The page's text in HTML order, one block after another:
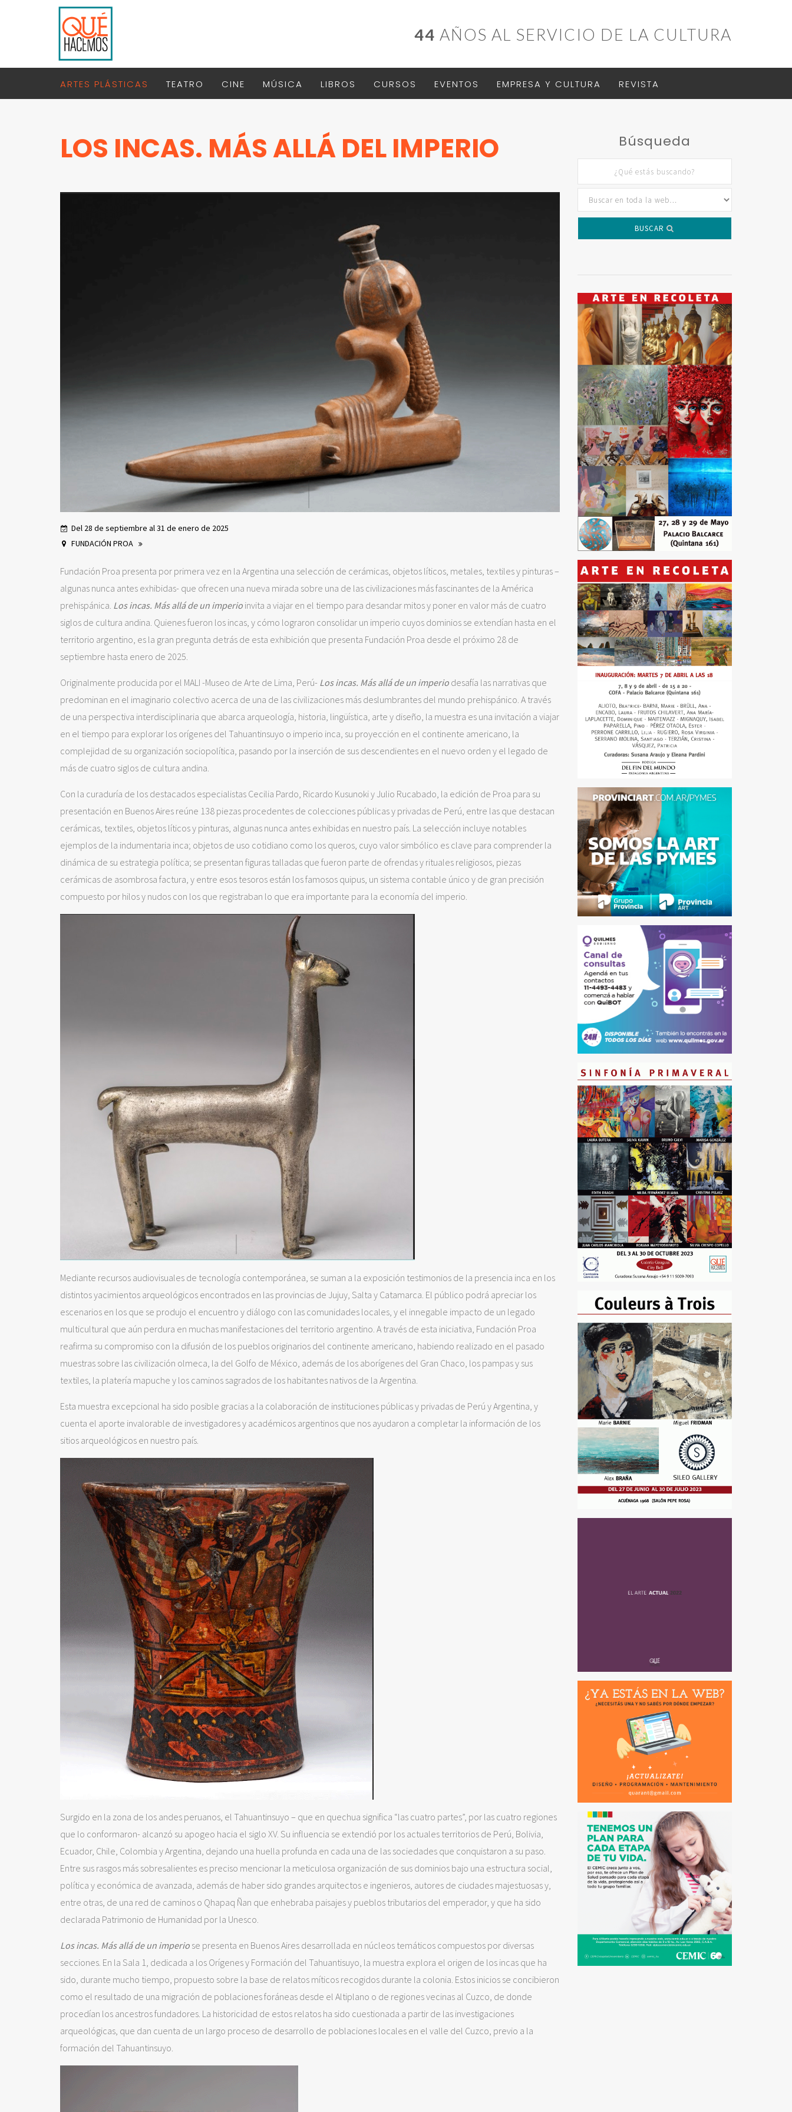
44 AÑOS AL SERVICIO DE LA CULTURA
ARTES PLÁSTICAS TEATRO CINE MÚSICA LIBROS CURSOS EVENTOS EMPRESA Y CULTURA REVISTA
LOS INCAS. MÁS ALLÁ DEL IMPERIO
Del 28 de septiembre al 31 de enero de 2025
FUNDACIÓN PROA
Fundación Proa presenta por primera vez en la Argentina una selección de cerámicas, objetos líticos, metales, textiles y pinturas –
algunas nunca antes exhibidas- que ofrecen una nueva mirada sobre una de las civilizaciones más fascinantes de la América
prehispánica. Los incas. Más allá de un imperio invita a viajar en el tiempo para desandar mitos y poner en valor más de cuatro
siglos de cultura andina. Quienes fueron los incas, y cómo lograron consolidar un imperio cuyos dominios se extendían hasta en el
territorio argentino, es la gran pregunta detrás de esta exhibición que presenta Fundación Proa desde el próximo 28 de
septiembre hasta enero de 2025.
Originalmente producida por el MALI -Museo de Arte de Lima, Perú- Los incas. Más allá de un imperio desafía las narrativas que
predominan en el imaginario colectivo acerca de una de las civilizaciones más deslumbrantes del mundo prehispánico. A través
de una perspectiva interdisciplinaria que abarca arqueología, historia, lingüística, arte y diseño, la muestra es una invitación a viajar
en el tiempo para explorar los orígenes del Tahuantinsuyo o imperio inca, su proyección en el continente americano, la
complejidad de su organización sociopolítica, pasando por la inserción de sus descendientes en el nuevo orden y el legado de
más de cuatro siglos de cultura andina.
Con la curaduría de los destacados especialistas Cecilia Pardo, Ricardo Kusunoki y Julio Rucabado, la edición de Proa para su
presentación en Buenos Aires reúne 138 piezas procedentes de colecciones públicas y privadas de Perú, entre las que destacan
cerámicas, textiles, objetos líticos y pinturas, algunas nunca antes exhibidas en nuestro país. La selección incluye notables
ejemplos de la indumentaria inca; objetos de uso cotidiano como los queros, cuyo valor simbólico es clave para comprender la
dinámica de su estrategia política; se presentan figuras talladas que fueron parte de ofrendas y rituales religiosos, piezas
cerámicas de asombrosa factura, y entre esos tesoros están los famosos quipus, un sistema contable único y de gran precisión
compuesto por hilos y nudos con los que registraban lo que era importante para la economía del imperio.
Mediante recursos audiovisuales de tecnología contemporánea, se suman a la exposición testimonios de la presencia inca en los
distintos yacimientos arqueológicos encontrados en las provincias de Jujuy, Salta y Catamarca. El público podrá apreciar los
escenarios en los que se produjo el encuentro y diálogo con las comunidades locales, y el innegable impacto de un legado
multicultural que aún perdura en muchas manifestaciones del territorio argentino. A través de esta iniciativa, Fundación Proa
reafirma su compromiso con la difusión de los pueblos originarios del continente americano, habiendo realizado en el pasado
muestras sobre las civilización olmeca, la del Golfo de México, además de los aborígenes del Gran Chaco, los pampas y sus
textiles, la platería mapuche y los caminos sagrados de los habitantes nativos de la Argentina.
Esta muestra excepcional ha sido posible gracias a la colaboración de instituciones públicas y privadas de Perú y Argentina, y
cuenta el aporte invalorable de investigadores y académicos argentinos que nos ayudaron a completar la información de los
sitios arqueológicos en nuestro país.
Surgido en la zona de los andes peruanos, el Tahuantinsuyo – que en quechua significa “las cuatro partes”, por las cuatro regiones
que lo conformaron- alcanzó su apogeo hacia el siglo XV. Su influencia se extendió por los actuales territorios de Perú, Bolivia,
Ecuador, Chile, Colombia y Argentina, dejando una huella profunda en cada una de las sociedades que conquistaron a su paso.
Entre sus rasgos más sobresalientes es preciso mencionar la meticulosa organización de sus dominios bajo una estructura social,
política y económica de avanzada, además de haber sido grandes arquitectos e ingenieros, autores de ciudades majestuosas y,
entre otras, de una red de caminos o Qhapaq Ñan que enhebraba paisajes y pueblos tributarios del emperador, y que ha sido
declarada Patrimonio de Humanidad por la Unesco.
Los incas. Más allá de un imperio se presenta en Buenos Aires desarrollada en núcleos temáticos compuestos por diversas
secciones. En la Sala 1, dedicada a los Orígenes y Formación del Tahuantisuyo, la muestra explora el origen de los incas que ha
sido, durante mucho tiempo, propuesto sobre la base de relatos míticos recogidos durante la colonia. Estos inicios se concibieron
como el resultado de una migración de poblaciones foráneas desde el Altiplano o de regiones vecinas al Cuzco, de donde
procedían los ancestros fundadores. La historicidad de estos relatos ha sido cuestionada a partir de las investigaciones
arqueológicas, que dan cuenta de un largo proceso de desarrollo de poblaciones locales en el valle del Cuzco, previo a la
formación del Tahuantinsuyo.
Búsqueda
BUSCAR